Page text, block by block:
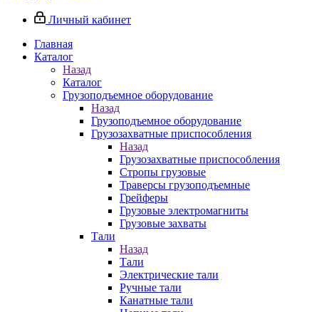
Личный кабинет
Главная
Каталог
Назад
Каталог
Грузоподъемное оборудование
Назад
Грузоподъемное оборудование
Грузозахватные приспособления
Назад
Грузозахватные приспособления
Стропы грузовые
Траверсы грузоподъемные
Грейферы
Грузовые электромагниты
Грузовые захваты
Тали
Назад
Тали
Электрические тали
Ручные тали
Канатные тали